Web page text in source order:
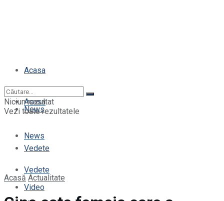
Acasa
News
Vedete
Video
Acasa
News
Vedete
Niciun rezultat
Vezi toate rezultatele
Acasă Actualitate